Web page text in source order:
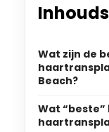
Wat zijn de
Beach?
Wat